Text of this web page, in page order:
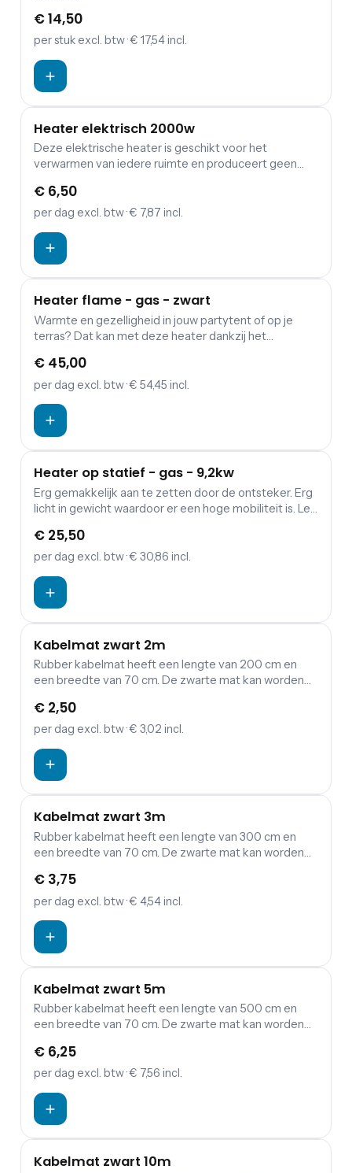
€ 14,50
per stuk excl. btw· € 17,54 incl.
Heater elektrisch 2000w
Deze elektrische heater is geschikt voor het
verwarmen van iedere ruimte en produceert geen
€ 6,50
per dag excl. btw· € 7,87 incl.
Heater flame - gas - zwart
Warmte en gezelligheid in jouw partytent of op je
terras? Dat kan met deze heater dankzij het
voor het verwarmen van ieder terras of partytent. Let
op: De BBQ is eenvoudig aan te sluiten op een
€ 45,00
per dag excl. btw· € 54,45 incl.
Heater op statief - gas - 9,2kw
Erg gemakkelijk aan te zetten door de ontsteker. Erg
licht in gewicht waardoor er een hoge mobiliteit is. Let
gasfles. Echter, de gasflessen dien je los te bestellen.
€ 25,50
per dag excl. btw· € 30,86 incl.
Kabelmat zwart 2m
Rubber kabelmat heeft een lengte van 200 cm en
een breedte van 70 cm. De zwarte mat kan worden
kabelmat voor jouw evenement te huren is de kans
op struikelen over kabels bijvoorbeeld een stuk
€ 2,50
per dag excl. btw· € 3,02 incl.
Kabelmat zwart 3m
Rubber kabelmat heeft een lengte van 300 cm en
een breedte van 70 cm. De zwarte mat kan worden
kabelmat voor jouw evenement te huren is de kans
op struikelen over kabels bijvoorbeeld een stuk
€ 3,75
per dag excl. btw· € 4,54 incl.
Kabelmat zwart 5m
Rubber kabelmat heeft een lengte van 500 cm en
een breedte van 70 cm. De zwarte mat kan worden
kabelmat voor jouw evenement te huren is de kans
op struikelen over kabels bijvoorbeeld een stuk
€ 6,25
per dag excl. btw· € 7,56 incl.
Kabelmat zwart 10m